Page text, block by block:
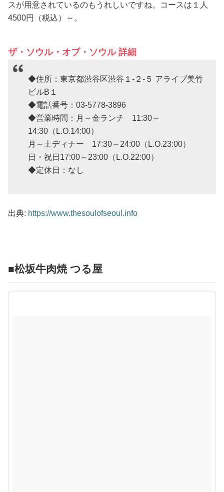
スが用意されているのもうれしいですね。コースは１人
4500円（税込）～。
ザ・ソウル・オブ・ソウル 詳細
◆住所：東京都渋谷区渋谷１-２-５ アライブ美竹
ビルB１
◆電話番号：03-5778-3896
◆営業時間：月～金ランチ 11:30～
14:30（L.O.14:00）
月～土ディナー 17:30～24:00（L.O.23:00）
日・祝日17:00～23:00（L.O.22:00）
◆定休日：なし
出典: https://www.thesoulofseoul.info
■松坂牛肉焼 つる屋